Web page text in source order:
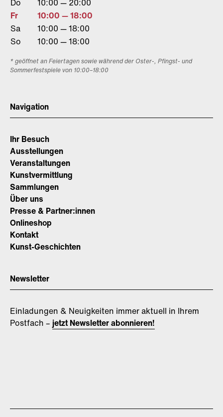
Do
10:00 — 20:00
Fr
10:00 — 18:00
Sa
10:00 — 18:00
So
10:00 — 18:00
* geöffnet an Feiertagen sowie während der Oster-, Pfingst- und
Sommerfestspiele von 10:00–18:00
Navigation
Ihr Besuch
Ausstellungen
Veranstaltungen
Kunstvermittlung
Sammlungen
Über uns
Presse & Partner:innen
Onlineshop
Kontakt
Kunst-Geschichten
Newsletter
Einladungen & Neuigkeiten immer aktuell in Ihrem
Postfach – jetzt Newsletter abonnieren!